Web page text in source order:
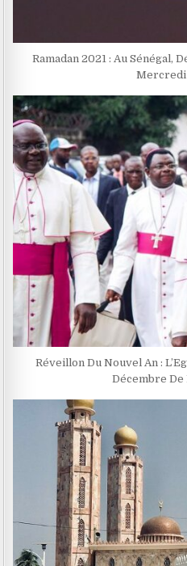
Ramadan 2021 : Au Sénégal,
Mercredi
Réveillon Du Nouvel An :
Décembre De